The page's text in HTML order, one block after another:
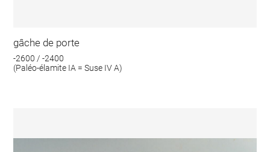
gâche de porte
-2600 / -2400
(Paléo-élamite IA = Suse IV A)